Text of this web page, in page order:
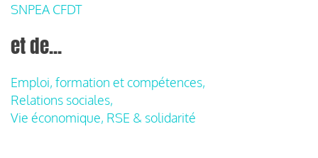
SNPEA CFDT
et de...
Emploi, formation et compétences,
Relations sociales,
Vie économique, RSE & solidarité